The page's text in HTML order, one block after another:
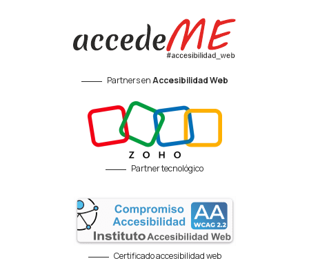
Partners enAccesibilidad Web
Partner tecnológico
Certificado accesibilidad web